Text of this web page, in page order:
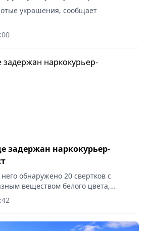
украшения, сообщает
задержан наркокурьер-
обнаружено 20 свертков с
веществом белого цвета,